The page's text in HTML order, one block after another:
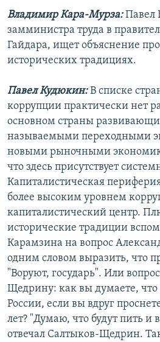
Владимир Кара-Мурза:Павел
замминистра труда в
Гайдара, ищет объяснение
исторических традициях.
Павел Кудюкин:В списке
коррупции практически нет
основном страны
называемыми переходными
новыми рыночными
что здесь присутствует
Капиталистическая
более высоким уровнем
капиталистический центр.
исторические традиции
Карамзина на вопрос
одним словом выразить, что
"Воруют, государь". Или
Щедрину: как вы думаете, что
России, если вы вдруг
лет? "Думаю, что будут пить и
отвечал Салтыков-Щедрин.